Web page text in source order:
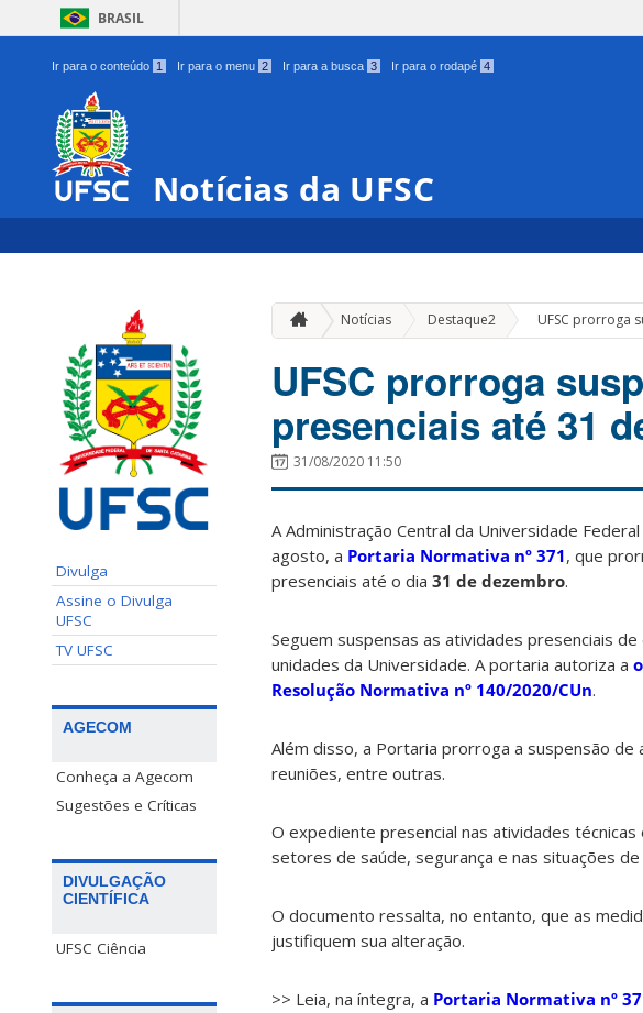
BRASIL
Ir para o conteúdo 1 Ir para o menu 2 Ir para a busca 3 Ir para o rodapé 4
Notícias da UFSC
Divulga
Assine o Divulga
UFSC
TV UFSC
AGECOM
Conheça a Agecom
Sugestões e Críticas
DIVULGAÇÃO
CIENTÍFICA
UFSC Ciência
Notícias Destaque2 » UFSC prorroga
UFSC prorroga
presenciais até 31
31/08/2020 11:50
A Administração Central da Universidade
agosto, a Portaria Normativa nº 371, que
presenciais até o dia 31 de dezembro.
Seguem suspensas as atividades presenciais
unidades da Universidade. A portaria autoriza a
Resolução Normativa nº 140/2020/CUn.
Além disso, a Portaria prorroga a suspensão de
reuniões, entre outras.
O expediente presencial nas atividades
setores de saúde, segurança e nas situações
O documento ressalta, no entanto, que as
justifiquem sua alteração.
>> Leia, na íntegra, a Portaria Normativa nº